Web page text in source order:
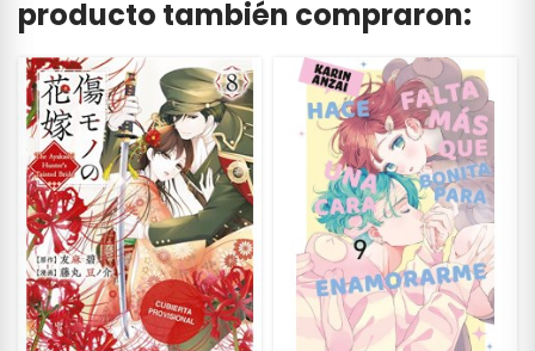
producto también compraron: